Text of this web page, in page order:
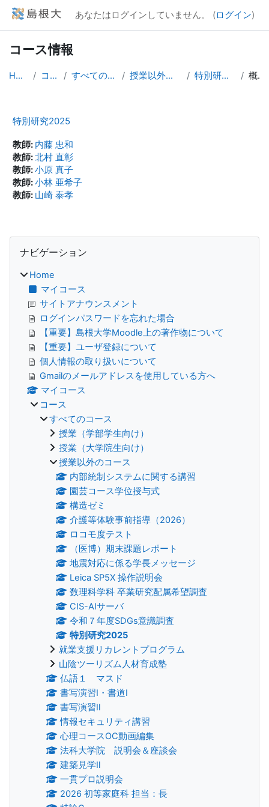
メインコンテンツへスキップする
あなたはログインしていません。 (ログイン)
コース情報
Home コース すべてのコース 授業以外のコース 特別研究2025 概要
特別研究2025
教師: 内藤 忠和
教師:北村 直彰
教師:小原 真子
教師:小林 亜希子
教師: 山崎 泰孝
ブロック
ナビゲーション
Home
マイコース
サイトアナウンスメント
ログインパスワードを忘れた場合
【重要】島根大学Moodle上の著作物について
【重要】ユーザ登録について
個人情報の取り扱いについて
Gmailのメールアドレスを使用している方へ
マイコース
コース
すべてのコース
授業（学部学生向け）
授業（大学院生向け）
授業以外のコース
内部統制システムに関する講習
園芸コース学位授与式
構造ゼミ
介護等体験事前指導（2026）
ロコモ度テスト
（医博）期末課題レポート
地震対応に係る学長メッセージ
Leica SP5X 操作説明会
数理科学科 卒業研究配属希望調査
CIS-AIサーバ
令和７年度SDGs意識調査
特別研究2025
就業支援リカレントプログラム
山陰ツーリズム人材育成塾
仏語１ マスド
書写演習Ⅰ・書道Ⅰ
書写演習Ⅱ
情報セキュリティ講習
心理コースOC動画編集
法科大学院 説明会＆座談会
建築見学Ⅱ
一貫プロ説明会
2026 初等家庭科 担当：長